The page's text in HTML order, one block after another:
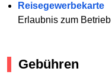
Reisegewerbekarte
Erlaubnis zum
Gebühren